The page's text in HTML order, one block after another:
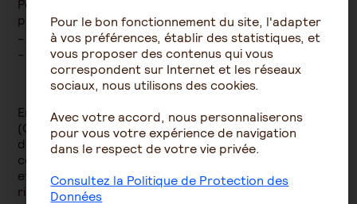
Pour accroître votre couverture, vous avez la
possibilité :
d’adhérer à la Caisse des Français de l’Étranger,
d’adhérer à une complémentaire santé expatrié.
En adhérant à la Caisse des Français de l’Étranger
(CFE), vous pouvez continuer à bénéficier du régime
de l’Assurance maladie française. Vous devez alors
cotiser au régime obligatoire du pays d’expatriation
et à la CFE. Avec la CFE, vous êtes couvert pour les
risques suivants :
Pour le bon fonctionnement du site, l'adapter
à vos préférences, établir des statistiques, et
vous proposer des contenus qui vous
correspondent sur Internet et les réseaux
sociaux, nous utilisons des cookies.
Avec votre accord, nous personnaliserons
pour vous votre expérience de navigation
dans le respect de votre vie privée.
Consultez la Politique de Protection des
Données